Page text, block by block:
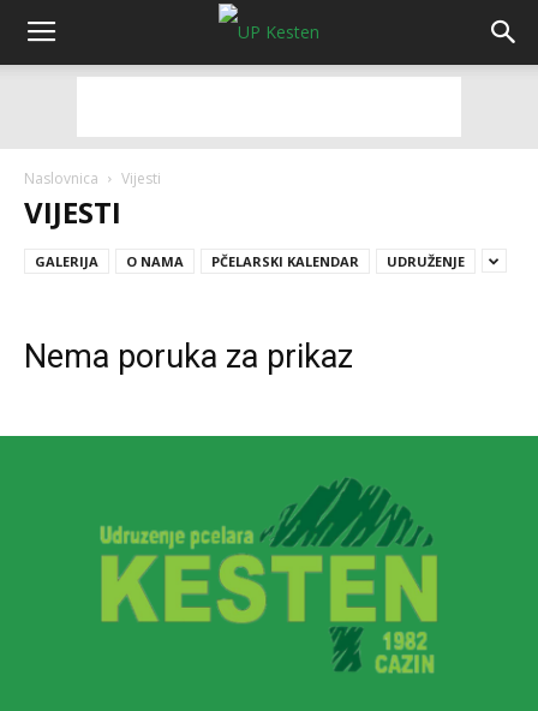
Naslovnica Vijesti
VIJESTI
GALERIJA O NAMA PČELARSKI KALENDAR UDRUŽENJE
Nema poruka za prikaz